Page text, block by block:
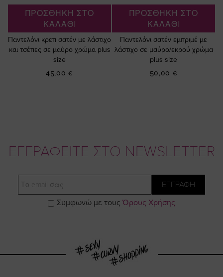
ΠΡΟΣΘΗΚΗ ΣΤΟ
ΚΑΛΑΘΙ
Παντελόνι κρεπ σατέν με λάστιχο
και τσέπες σε μαύρο χρώμα plus
size
45,00 €
ΠΡΟΣΘΗΚΗ ΣΤΟ
ΚΑΛΑΘΙ
Παντελόνι σατέν εμπριμέ με
λάστιχο σε μαύρο/εκρού χρώμα
plus size
50,00 €
ΕΓΓΡΑΦΕΙΤΕ ΣΤΟ NEWSLETTER
Email
ΕΓΓΡΑΦΗ
Συμφωνώ με τους Όρους Χρήσης